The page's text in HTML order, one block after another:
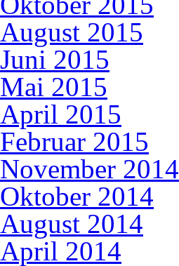
August 2015
Juni 2015
Mai 2015
April 2015
Februar 2015
November 2014
Oktober 2014
August 2014
April 2014